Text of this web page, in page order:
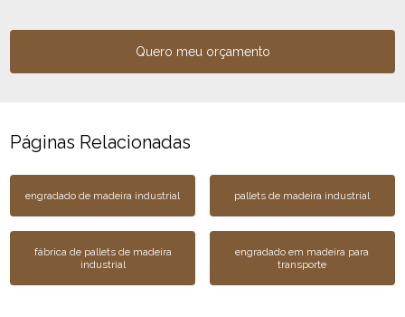
Quero meu orçamento
Páginas Relacionadas
engradado de madeira industrial pallets de madeira industrial
fábrica de pallets de madeira
industrial
engradado em madeira para
transporte